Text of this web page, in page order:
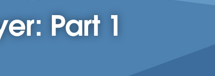
Part 1